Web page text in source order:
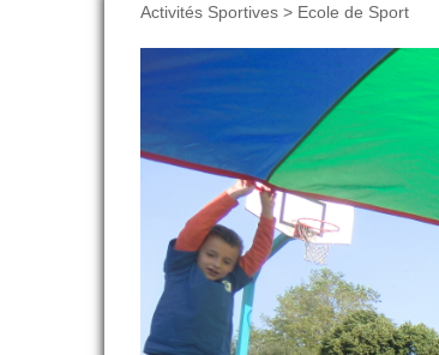
ACCUEIL
ACTIVITÉS SPORTIVES
FORMATIONS
COMPÉTITIONS
OFFRES D'EMPLOI
ADHÉRER
Activités Sportives > Ecole de Sport